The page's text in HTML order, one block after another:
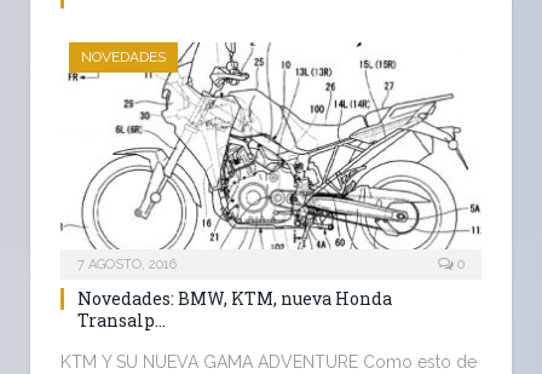
NOVEDADES
7 AGOSTO, 2016 0
Novedades: BMW, KTM, nueva Honda
Transalp…
KTM Y SU NUEVA GAMA ADVENTURE Como esto de